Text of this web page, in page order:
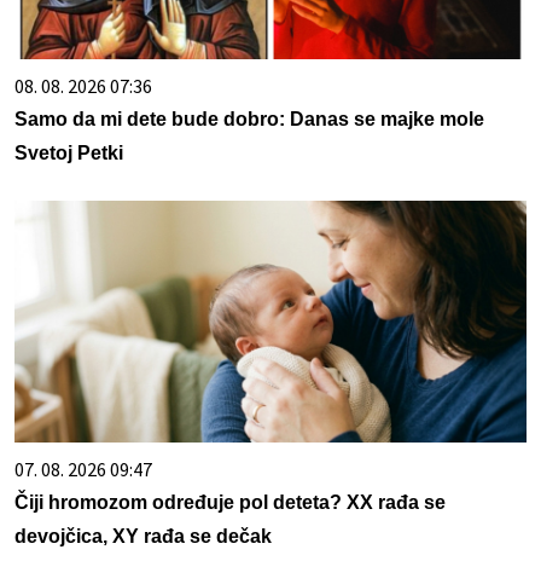
08. 08. 2026 07:36
Samo da mi dete bude dobro: Danas se majke mole
Svetoj Petki
07. 08. 2026 09:47
Čiji hromozom određuje pol deteta? XX rađa se
devojčica, XY rađa se dečak